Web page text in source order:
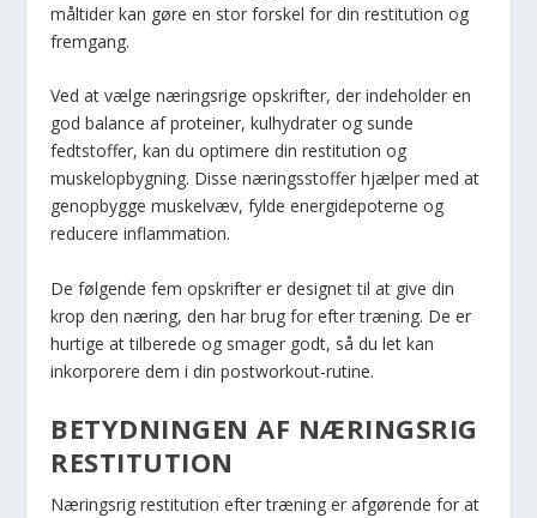
måltider kan gøre en stor forskel for din restitution og
fremgang.
Ved at vælge næringsrige opskrifter, der indeholder en
god balance af proteiner, kulhydrater og sunde
fedtstoffer, kan du optimere din restitution og
muskelopbygning. Disse næringsstoffer hjælper med at
genopbygge muskelvæv, fylde energidepoterne og
reducere inflammation.
De følgende fem opskrifter er designet til at give din
krop den næring, den har brug for efter træning. De er
hurtige at tilberede og smager godt, så du let kan
inkorporere dem i din postworkout-rutine.
BETYDNINGEN AF NÆRINGSRIG
RESTITUTION
Næringsrig restitution efter træning er afgørende for at